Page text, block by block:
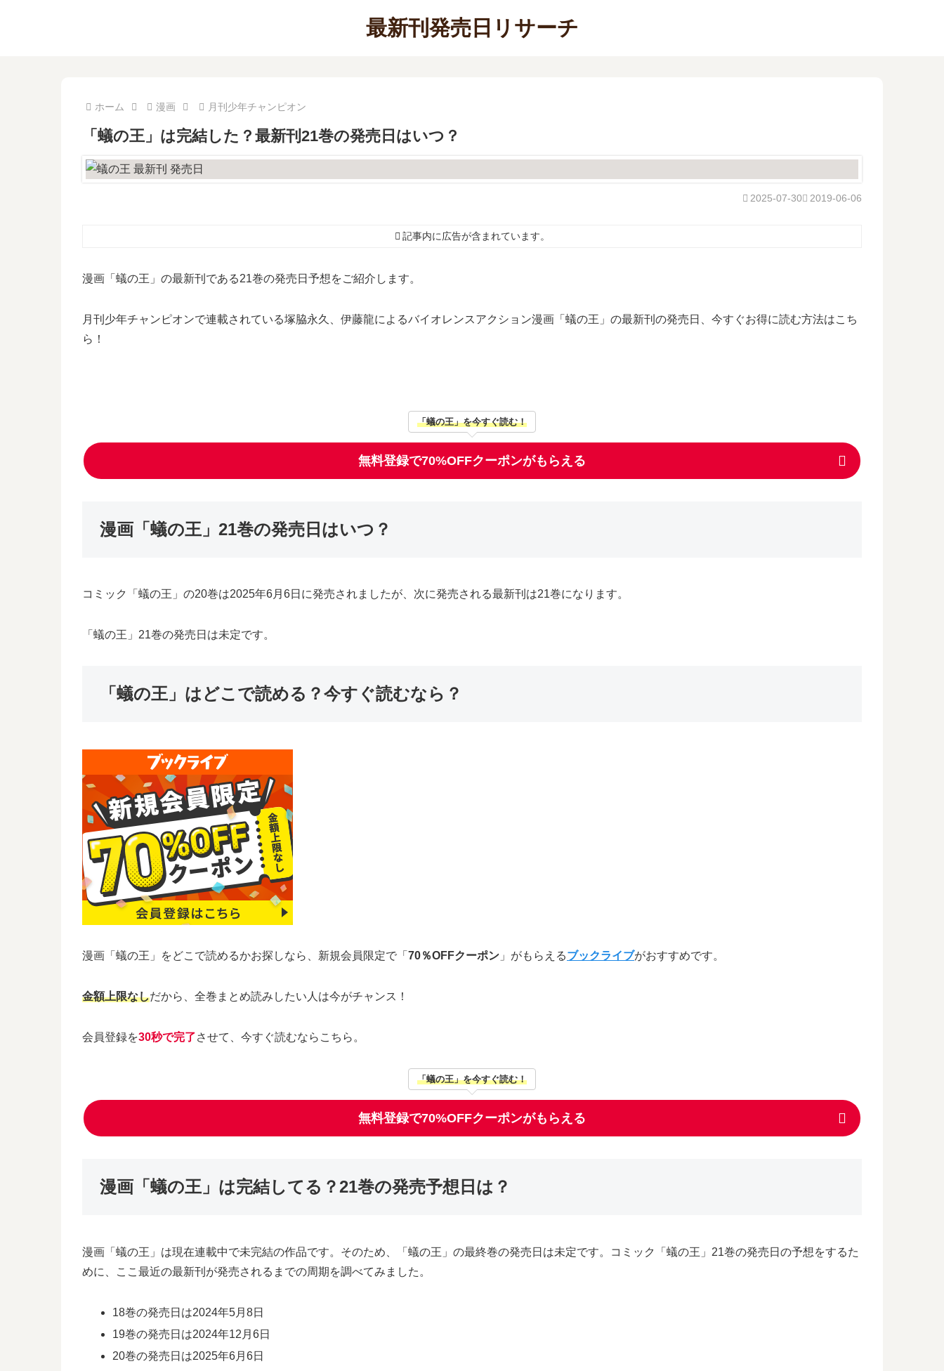
最新刊発売日リサーチ
ホーム 漫画 月刊少年チャンピオン
「蟻の王」は完結した？最新刊21巻の発売日はいつ？
2019-06-06
2025-07-30
記事内に広告が含まれています。
漫画「蟻の王」の最新刊である21巻の発売日予想をご紹介します。
月刊少年チャンピオンで連載されている塚脇永久、伊藤龍によるバイオレンスアクション漫画「蟻の王」の最新刊の発売日、今すぐお得に読む方法はこち
ら！
「蟻の王」を今すぐ読む！
無料登録で70%OFFクーポンがもらえる
漫画「蟻の王」21巻の発売日はいつ？
コミック「蟻の王」の20巻は2025年6月6日に発売されましたが、次に発売される最新刊は21巻になります。
「蟻の王」21巻の発売日は未定です。
「蟻の王」はどこで読める？今すぐ読むなら？
漫画「蟻の王」をどこで読めるかお探しなら、新規会員限定で「 70％OFFクーポン 」がもらえるブックライブがおすすめです。
金額上限なしだから、全巻まとめ読みしたい人は今がチャンス！
会員登録を30秒で完了させて、今すぐ読むならこちら。
「蟻の王」を今すぐ読む！
無料登録で70%OFFクーポンがもらえる
漫画「蟻の王」は完結してる？21巻の発売予想日は？
漫画「蟻の王」は現在連載中で未完結の作品です。そのため、「蟻の王」の最終巻の発売日は未定です。コミック「蟻の王」21巻の発売日の予想をするた
めに、ここ最近の最新刊が発売されるまでの周期を調べてみました。
18巻の発売日は2024年5月8日
19巻の発売日は2024年12月6日
20巻の発売日は2025年6月6日